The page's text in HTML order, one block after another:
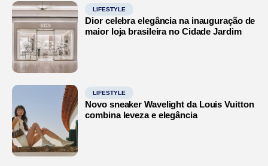
LIFESTYLE
Dior celebra elegância na inauguração de
maior loja brasileira no Cidade Jardim
LIFESTYLE
Novo sneaker Wavelight da Louis Vuitton
combina leveza e elegância